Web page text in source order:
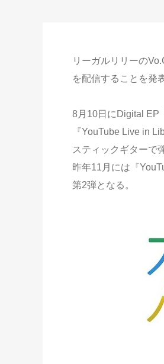
リーガルリリーの
を配信することを発
8月10日にDigital EP
『YouTube Live in
スティックギターで
昨年11月には『
第2弾となる。